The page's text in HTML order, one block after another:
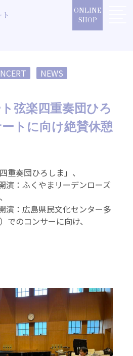
ONLINE
SHOP
NEWS
弦楽四重奏団ひろ
トに向け絶賛休憩
重奏団ひろしま」、
演：ふくやまリーデンローズ
演：広島県民文化センター多
でのコンサーに向け、